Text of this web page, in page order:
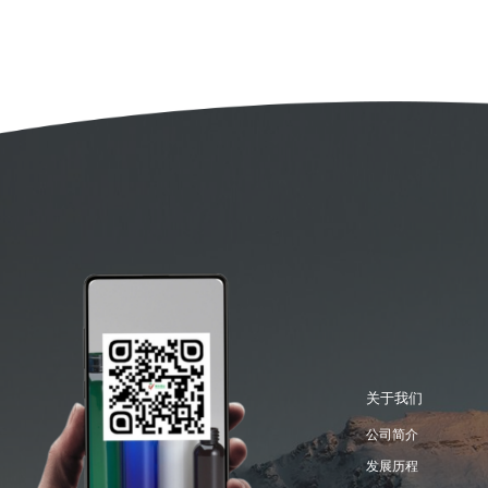
关于我们
公司简介
发展历程